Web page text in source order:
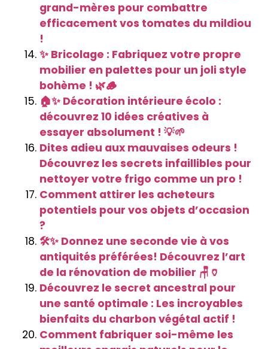
grand-mères pour combattre
efficacement vos tomates du mildiou
!
✨ Bricolage : Fabriquez votre propre
mobilier en palettes pour un joli style
bohème ! 🌿🪵
🏠✨ Décoration intérieure écolo :
découvrez 10 idées créatives à
essayer absolument ! 💡🌱
Dites adieu aux mauvaises odeurs !
Découvrez les secrets infaillibles pour
nettoyer votre frigo comme un pro !
Comment attirer les acheteurs
potentiels pour vos objets d’occasion
?
🛠️✨ Donnez une seconde vie à vos
antiquités préférées! Découvrez l’art
de la rénovation de mobilier 🪑🏺
Découvrez le secret ancestral pour
une santé optimale : Les incroyables
bienfaits du charbon végétal actif !
Comment fabriquer soi-même les